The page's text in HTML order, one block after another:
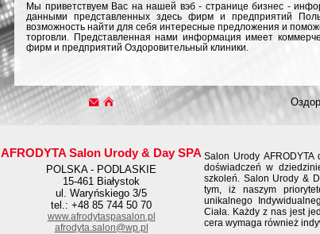
Мы приветствуем Вас на нашей вэб - странице бизнес -
данными представленных здесь фирм и предприятий
возможность найти для себя интересные предложения и
торговли. Представленная нами информация имеет
фирм и предприятий Оздоровительный клиники.
AFRODYTA Salon Urody & Day SPA
POLSKA - PODLASKIE
15-461 Białystok
ul. Waryńskiego 3/5
tel.: +48 85 744 50 70
www.afrodytaspasalon.pl
afrodyta.salon@wp.pl
Salon Urody
doświadczeń w
szkoleń. Salon Urody &
tym, iż naszym
unikalnego
Ciała. Każdy z nas jest
cera wymaga również